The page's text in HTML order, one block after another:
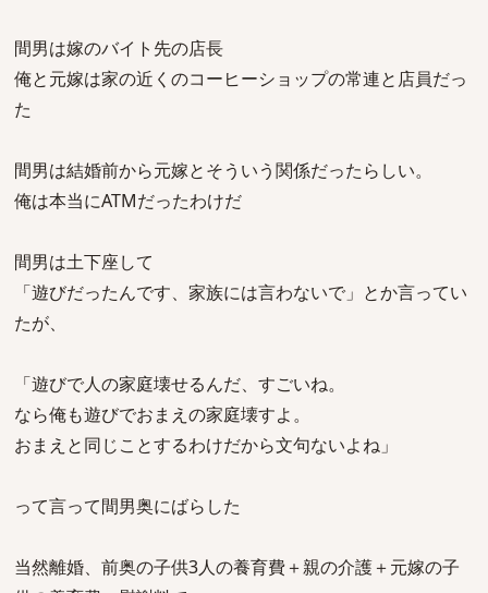
間男は嫁のバイト先の店長
俺と元嫁は家の近くのコーヒーショップの常連と店員だっ
た
間男は結婚前から元嫁とそういう関係だったらしい。
俺は本当にATMだったわけだ
間男は土下座して
「遊びだったんです、家族には言わないで」とか言ってい
たが、
「遊びで人の家庭壊せるんだ、すごいね。
なら俺も遊びでおまえの家庭壊すよ。
おまえと同じことするわけだから文句ないよね」
って言って間男奥にばらした
当然離婚、前奥の子供3人の養育費＋親の介護＋元嫁の子